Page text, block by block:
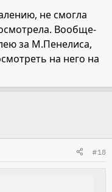
не смогла
Вообще-
за М.Пенелиса,
на него на
#18